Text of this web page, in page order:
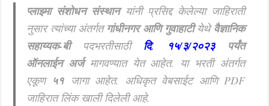
प्लाझ्मा संशोधन संस्थान यांनी प्रसिद्द केलेल्या जाहिराती
नुसार त्यांच्या अंतर्गतगांधीनगर आणि गुवाहाटीयेथेवैज्ञानिक
सहाय्यक-बी पदभरतीसाठीदि. १५/३/२०२३पर्यंत
ऑनलाईन अर्ज मागवण्यात येत आहेत. या भरती अंतर्गत
एकूण ५१जागा आहेत. अधिकृत वेबसाईट आणि PDF
जाहिरात लिंक खाली दिलेली आहे.